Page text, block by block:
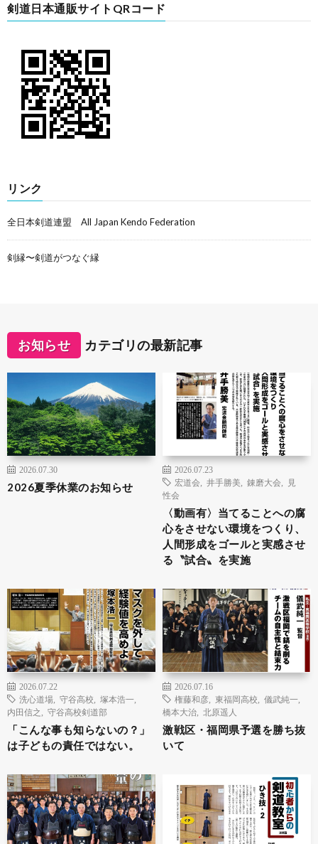
剣道日本通販サイトQRコード
リンク
全日本剣道連盟 All Japan Kendo Federation
剣縁〜剣道がつなぐ縁
お知らせ カテゴリの最新記事
2026.07.30
2026夏季休業のお知らせ
2026.07.23
宏道会
井手勝美 錬磨大会
見
性会
〈動画有〉当てることへの腐
心をさせない環境をつくり、
人間形成をゴールと実感させ
る〝試合〟を実施
2026.07.22
洗心道場
守谷高校 塚本浩一
内田信之
守谷高校剣道部
「こんな事も知らないの？」
は子どもの責任ではない。
2026.07.16
権藤和彦
東福岡高校 儀武純一
橋本大治
北原遥人
激戦区・福岡県予選を勝ち抜
いて